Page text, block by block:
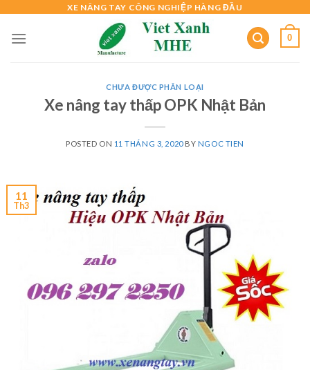
content
XE NÂNG TAY CÔNG NGHIỆP HÀNG ĐẦU
0
CHƯA ĐƯỢC PHÂN LOẠI
Xe nâng tay thấp OPK Nhật Bản
POSTED ON 11 THÁNG 3, 2020BY NGOC TIEN
11
Th3